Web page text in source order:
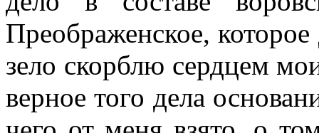
Преображенское,
зело скорблю сердцем
верное того дела